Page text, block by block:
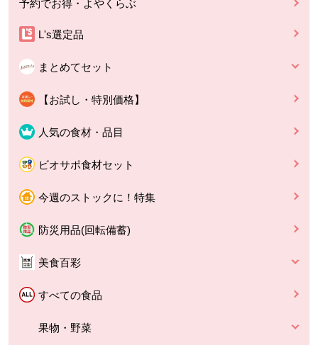
予約でお得・よやくらぶ
L's選定品
まとめてセット
【お試し・特別価格】
人気の食材・品目
ビオサポ食材セット
今週のストックに！特集
防災用品(回転備蓄)
美食百彩
すべての食品
果物・野菜